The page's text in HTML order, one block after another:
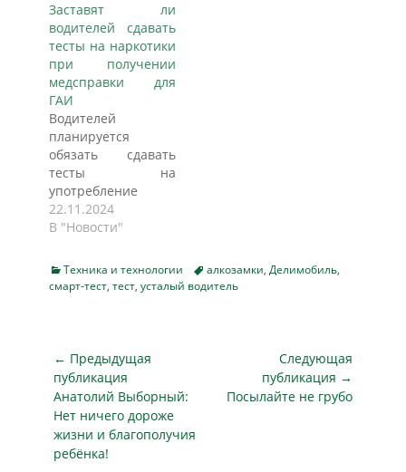
распространено
представление, что
они показывают,
насколько человек
умен. Так ли это и
стоит ли доверять
их результатам?
«Газета.Ru»
разобралась, какие
бывают IQ-тесты,
для чего нужно
измерять свой IQ, и
может ли…
сообщили в среду
ТАСС в пресс-
Авторами тест-
систем стали
специалисты…
Заставят ли
водителей сдавать
тесты на наркотики
при получении
медсправки для
ГАИ
Водителей
планируется
обязать сдавать
тесты на
употребление
наркотиков при
получении
медсправки. С
таким
Национальный
автомобильный
союз. Пока не
сообщается,
получено ли это
обращение
ведомством и
22.11.2024
В "Новости"
Categories
Техника и технологии Tagsалкозамки, Делимобиль,
смарт-тест, тест, усталый водитель
Навигация
по
записям
← Предыдущая
публикация
Предыдущая
публикация
Анатолий Выборный:
Нет ничего дороже
жизни и благополучия
ребёнка!
Следующая
публикация →
Следующая
Посылайте не грубо